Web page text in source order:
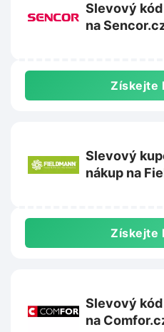
Slevový kód
na
Získejte
Slevový
nákup na
Získejte
Slevový
na